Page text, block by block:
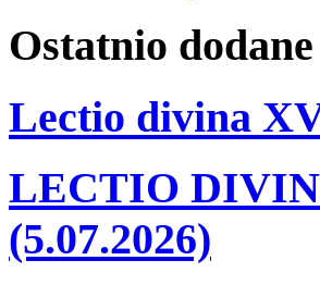
Ostatnio dodane
Lectio divina
LECTIO
(5.07.2026)